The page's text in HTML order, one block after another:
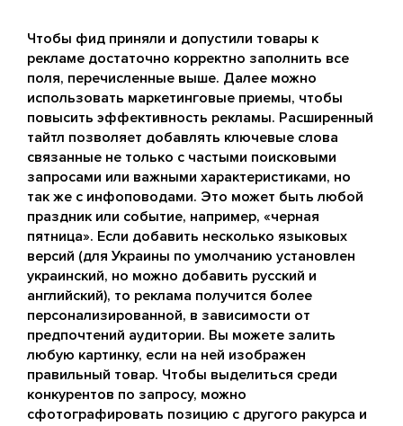
Чтобы фид приняли и допустили товары к
рекламе достаточно корректно заполнить все
поля, перечисленные выше. Далее можно
использовать маркетинговые приемы, чтобы
повысить эффективность рекламы. Расширенный
тайтл позволяет добавлять ключевые слова
связанные не только с частыми поисковыми
запросами или важными характеристиками, но
так же с инфоповодами. Это может быть любой
праздник или событие, например, «черная
пятница». Если добавить несколько языковых
версий (для Украины по умолчанию установлен
украинский, но можно добавить русский и
английский), то реклама получится более
персонализированной, в зависимости от
предпочтений аудитории. Вы можете залить
любую картинку, если на ней изображен
правильный товар. Чтобы выделиться среди
конкурентов по запросу, можно
сфотографировать позицию с другого ракурса и